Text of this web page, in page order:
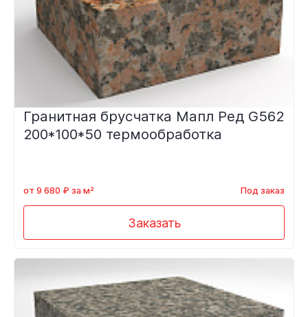
Гранитная брусчатка Мапл Ред G562
200*100*50 термообработка
от 9 680 ₽ за м² Под заказ
Заказать